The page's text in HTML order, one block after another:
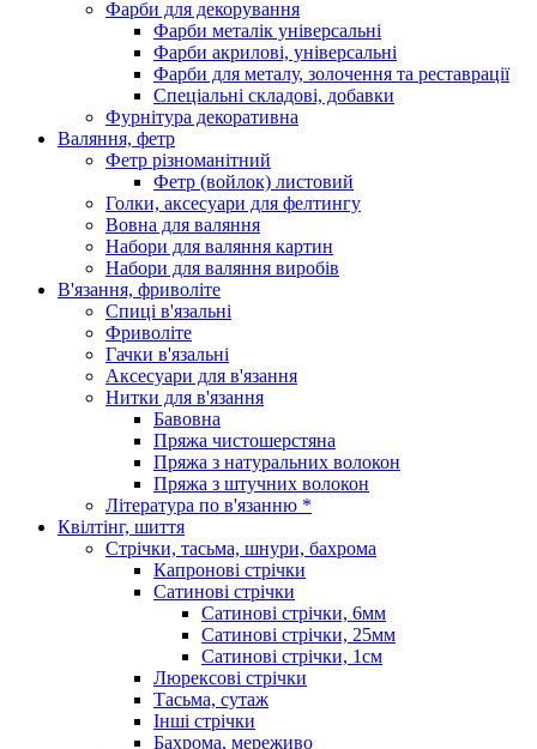
Фарби для декорування
Фарби металік універсальні
Фарби акрилові, універсальні
Фарби для металу, золочення та реставрації
Спеціальні складові, добавки
Фурнітура декоративна
Валяння, фетр
Фетр різноманітний
Фетр (войлок) листовий
Голки, аксесуари для фелтингу
Вовна для валяння
Набори для валяння картин
Набори для валяння виробів
В'язання, фриволіте
Спиці в'язальні
Фриволіте
Гачки в'язальні
Аксесуари для в'язання
Нитки для в'язання
Бавовна
Пряжа чистошерстяна
Пряжа з натуральних волокон
Пряжа з штучних волокон
Література по в'язанню *
Квілтінг, шиття
Стрічки, тасьма, шнури, бахрома
Капронові стрічки
Сатинові стрічки
Сатинові стрічки, 6мм
Сатинові стрічки, 25мм
Сатинові стрічки, 1см
Люрексові стрічки
Тасьма, сутаж
Інші стрічки
Бахрома, мереживо